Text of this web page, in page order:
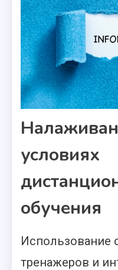
условиях
обучения
Использование
тренажеров и